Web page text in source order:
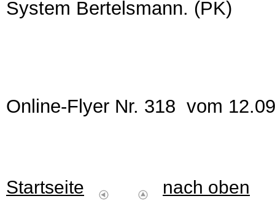
System Bertelsmann. (PK)
Online-Flyer Nr. 318 vom
Startseite
nach oben